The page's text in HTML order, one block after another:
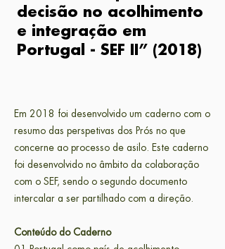
decisão no acolhimento
e integração em
Portugal - SEF II” (2018)
Em 2018 foi desenvolvido um caderno com o
resumo das perspetivas dos Prós no que
concerne ao processo de asilo. Este caderno
foi desenvolvido no âmbito da colaboração
com o SEF, sendo o segundo documento
intercalar a ser partilhado com a direção.
Conteúdo do Caderno